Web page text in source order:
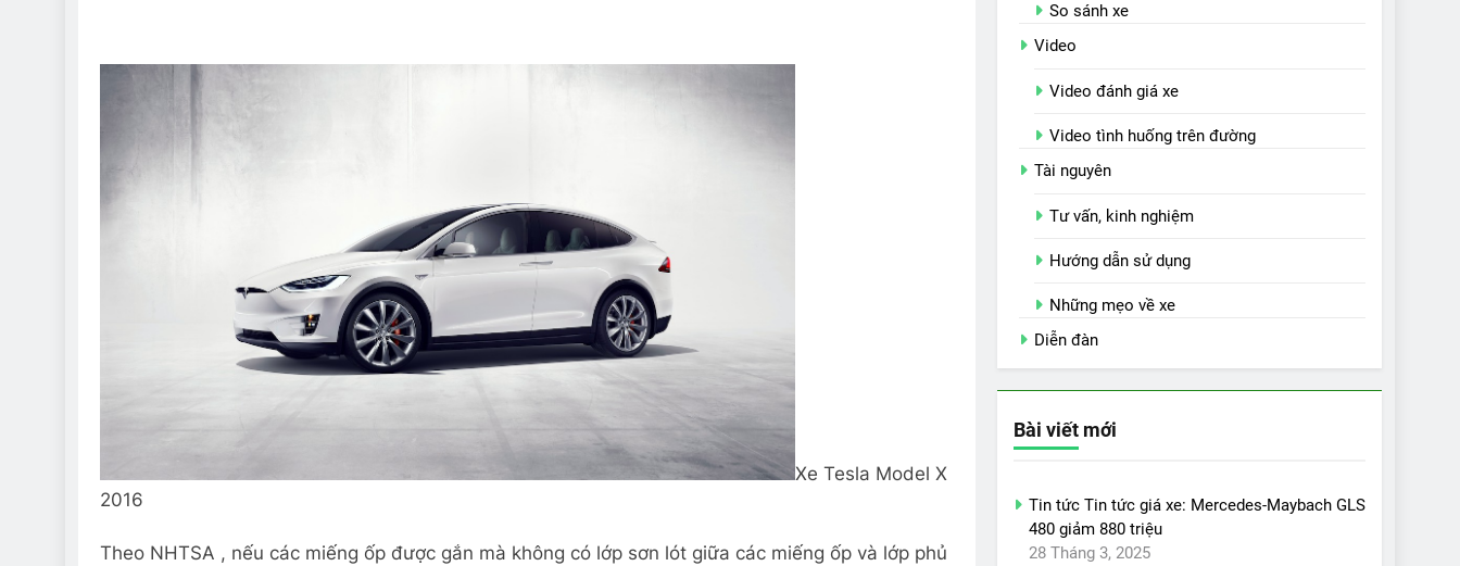
Xe Tesla Model X
2016
Theo NHTSA , nếu các miếng ốp được gắn mà không có lớp sơn lót giữa các miếng ốp và lớp phủ
So sánh xe
Video
Video đánh giá xe
Video tình huống trên đường
Tài nguyên
Tư vấn, kinh nghiệm
Hướng dẫn sử dụng
Những mẹo về xe
Diễn đàn
Bài viết mới
Tin tức Tin tức giá xe: Mercedes-Maybach GLS
480 giảm 880 triệu
28 Tháng 3, 2025